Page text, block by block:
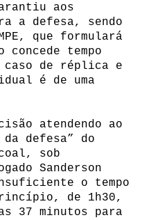
aos
a defesa, sendo
que formulará
concede tempo
de réplica e
é de uma
atendendo ao
defesa” do
sob
Sanderson
o tempo
de 1h30,
37 minutos para